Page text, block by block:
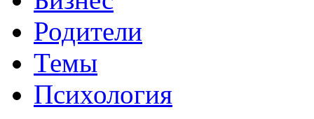
Родители
Темы
Психология